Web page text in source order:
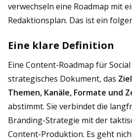
verwechseln eine Roadmap mit
Redaktionsplan. Das ist ein
Eine klare Definition
Eine Content-Roadmap für
strategisches Dokument, das
Themen, Kanäle, Formate und
abstimmt. Sie verbindet die
Branding-Strategie mit der
Content-Produktion. Es geht